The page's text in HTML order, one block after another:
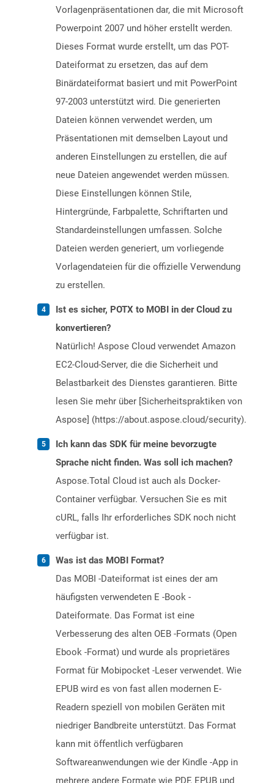
Vorlagenpräsentationen dar, die mit Microsoft
Powerpoint 2007 und höher erstellt werden.
Dieses Format wurde erstellt, um das POT-
Dateiformat zu ersetzen, das auf dem
Binärdateiformat basiert und mit PowerPoint
97-2003 unterstützt wird. Die generierten
Dateien können verwendet werden, um
Präsentationen mit demselben Layout und
anderen Einstellungen zu erstellen, die auf
neue Dateien angewendet werden müssen.
Diese Einstellungen können Stile,
Hintergründe, Farbpalette, Schriftarten und
Standardeinstellungen umfassen. Solche
Dateien werden generiert, um vorliegende
Vorlagendateien für die offizielle Verwendung
zu erstellen.
Ist es sicher, POTX to MOBI in der Cloud zu
konvertieren?
Natürlich! Aspose Cloud verwendet Amazon
EC2-Cloud-Server, die die Sicherheit und
Belastbarkeit des Dienstes garantieren. Bitte
lesen Sie mehr über [Sicherheitspraktiken von
Aspose] (https://about.aspose.cloud/security).
Ich kann das SDK für meine bevorzugte
Sprache nicht finden. Was soll ich machen?
Aspose.Total Cloud ist auch als Docker-
Container verfügbar. Versuchen Sie es mit
cURL, falls Ihr erforderliches SDK noch nicht
verfügbar ist.
Was ist das MOBI Format?
Das MOBI -Dateiformat ist eines der am
häufigsten verwendeten E -Book -
Dateiformate. Das Format ist eine
Verbesserung des alten OEB -Formats (Open
Ebook -Format) und wurde als proprietäres
Format für Mobipocket -Leser verwendet. Wie
EPUB wird es von fast allen modernen E-
Readern speziell von mobilen Geräten mit
niedriger Bandbreite unterstützt. Das Format
kann mit öffentlich verfügbaren
Softwareanwendungen wie der Kindle -App in
mehrere andere Formate wie PDF, EPUB und